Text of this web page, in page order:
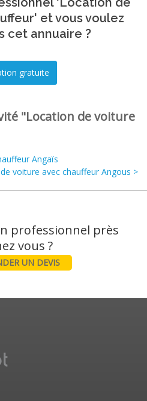
et vous voulez
cet annuaire ?
"Location de voiture
Angaïs
voiture avec chauffeur Angous >
professionnel près
UN DEVIS